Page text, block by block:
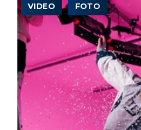
VIDEO FOTO